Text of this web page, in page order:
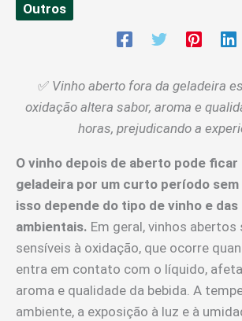
Outros
✅ Vinho aberto fora da geladeira
oxidação altera sabor, aroma e
horas, prejudicando a
O vinho depois de aberto pode
geladeira por um curto período sem
isso depende do tipo de vinho e
ambientais. Em geral, vinhos abertos
sensíveis à oxidação, que ocorre
entra em contato com o líquido,
aroma e qualidade da bebida. A
ambiente, a exposição à luz e à